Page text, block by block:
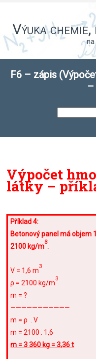
Výuka
F6 – zápis
–
Výpočet
látky –
Příklad 4:
Betonový panel má objem
2100 kg/m
3
.
V = 1,6 m
3
ρ = 2100 kg/m
3
m = ?
———————————
m = ρ . V
m = 2100 . 1,6
m = 3 360 kg = 3,36 t